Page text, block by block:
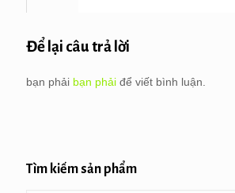
Để lại câu trả lời
bạn phải bạn phải để viết bình luận.
Tìm kiếm sản phẩm